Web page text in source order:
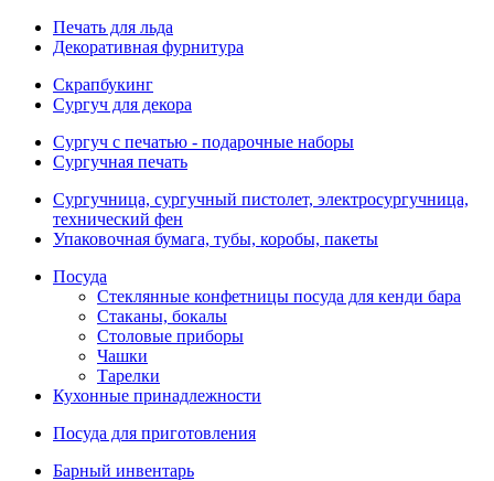
Печать для льда
Декоративная фурнитура
Скрапбукинг
Сургуч для декора
Сургуч с печатью - подарочные наборы
Сургучная печать
Сургучница, сургучный пистолет, электросургучница,
технический фен
Упаковочная бумага, тубы, коробы, пакеты
Посуда
Стеклянные конфетницы посуда для кенди бара
Стаканы, бокалы
Столовые приборы
Чашки
Тарелки
Кухонные принадлежности
Посуда для приготовления
Барный инвентарь